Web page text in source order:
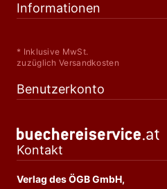
Informationen
* Inklusive MwSt.
zuzüglich Versandkosten
Benutzerkonto
Kontakt
Verlag des ÖGB GmbH,